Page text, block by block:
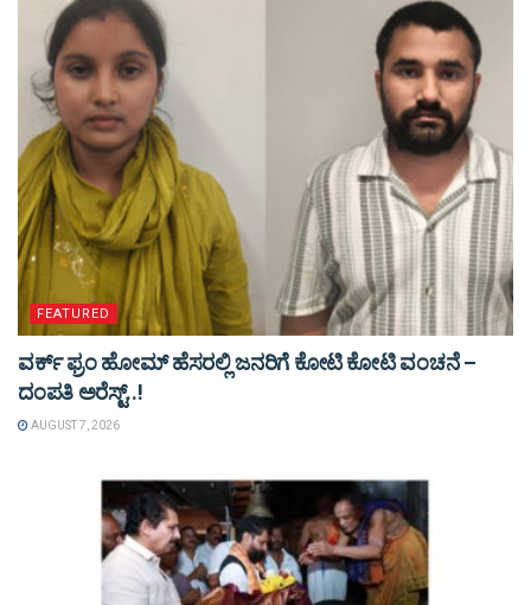
FEATURED
ವರ್ಕ್ ಫ್ರಂ ಹೋಮ್ ಹೆಸರಲ್ಲಿ ಜನರಿಗೆ ಕೋಟಿ ಕೋಟಿ ವಂಚನೆ –
ದಂಪತಿ ಅರೆಸ್ಟ್..!
AUGUST 7, 2026